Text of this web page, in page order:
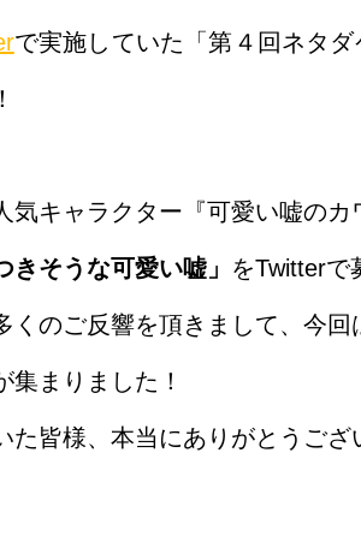
で実施していた「第４回ネタ
気キャラクター『可愛い嘘のカ
きそうな可愛い嘘」 をTwitterで
くのご反響を頂きまして、今
集まりました！
た皆様、本当にありがとうござ